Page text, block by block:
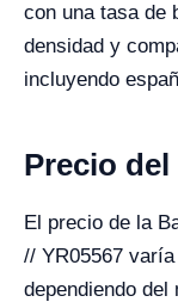
con una tasa de
densidad y
incluyendo
Precio
El precio de la
// YR05567
dependiendo